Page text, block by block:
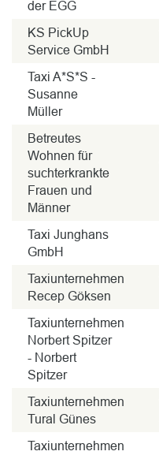
der EGG
KS PickUp
Service GmbH
Taxi A*S*S -
Susanne
Müller
Betreutes
Wohnen für
suchterkrankte
Frauen und
Männer
Taxi Junghans
GmbH
Taxiunternehmen
Recep Göksen
Taxiunternehmen
Norbert Spitzer
- Norbert
Spitzer
Taxiunternehmen
Tural Günes
Taxiunternehmen